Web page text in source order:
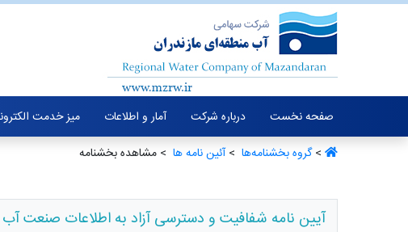
صفحه نخست درباره شرکت آمار و اطلاعات میز خدمت
>گروه بخشنامه‌ها ‏ >آئین نامه ها ‏ > مشاهده بخشنامه
آیین نامه شفافیت و دسترسی آزاد به اطلاعات صنعت